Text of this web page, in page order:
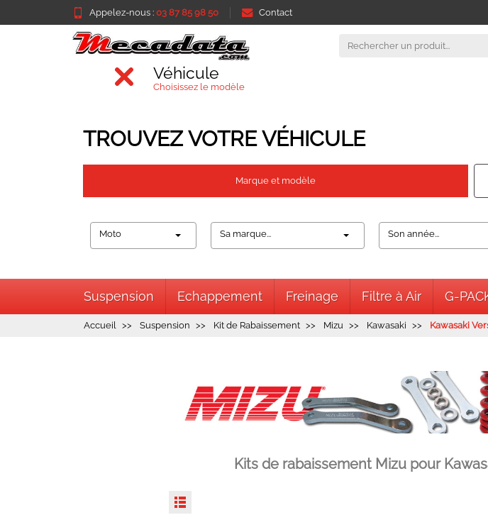
Appelez-nous : 03 87 85 98 50 Contact
Véhicule
Choisissez le modèle
TROUVEZ VOTRE VÉHICULE
Marque et modèle
Moto Sa marque... Son année...
Suspension Echappement Freinage Filtre à Air G-
Accueil Suspension Kit de Rabaissement Mizu Kawasaki Kawasaki
Kits de rabaissement Mizu pour